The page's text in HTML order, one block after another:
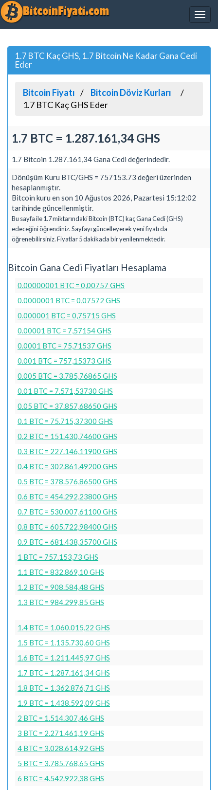
1.7 BTC Kaç GHS, 1.7 Bitcoin Ne Kadar Gana Cedi
Eder
Bitcoin Fiyatı
Bitcoin Döviz Kurları
1.7 BTC Kaç GHS Eder
1.7 BTC = 1.287.161,34 GHS
1.7 Bitcoin 1.287.161,34 Gana Cedi değerindedir.
Dönüşüm Kuru BTC/GHS = 757153.73 değeri üzerinden
hesaplanmıştır.
Bitcoin kuru en son 10 Ağustos 2026, Pazartesi 15:12:02
tarihinde güncellenmiştir.
Bu sayfa ile 1.7 miktarındaki Bitcoin (BTC) kaç Gana Cedi (GHS)
edeceğini öğrendiniz. Sayfayı güncelleyerek yeni fiyatı da
öğrenebilirsiniz. Fiyatlar 5 dakikada bir yenilenmektedir.
Bitcoin Gana Cedi Fiyatları Hesaplama
0.00000001 BTC = 0,00757 GHS
0.0000001 BTC = 0,07572 GHS
0.000001 BTC = 0,75715 GHS
0.00001 BTC = 7,57154 GHS
0.0001 BTC = 75,71537 GHS
0.001 BTC = 757,15373 GHS
0.005 BTC = 3.785,76865 GHS
0.01 BTC = 7.571,53730 GHS
0.05 BTC = 37.857,68650 GHS
0.1 BTC = 75.715,37300 GHS
0.2 BTC = 151.430,74600 GHS
0.3 BTC = 227.146,11900 GHS
0.4 BTC = 302.861,49200 GHS
0.5 BTC = 378.576,86500 GHS
0.6 BTC = 454.292,23800 GHS
0.7 BTC = 530.007,61100 GHS
0.8 BTC = 605.722,98400 GHS
0.9 BTC = 681.438,35700 GHS
1 BTC = 757.153,73 GHS
1.1 BTC = 832.869,10 GHS
1.2 BTC = 908.584,48 GHS
1.3 BTC = 984.299,85 GHS
1.4 BTC = 1.060.015,22 GHS
1.5 BTC = 1.135.730,60 GHS
1.6 BTC = 1.211.445,97 GHS
1.7 BTC = 1.287.161,34 GHS
1.8 BTC = 1.362.876,71 GHS
1.9 BTC = 1.438.592,09 GHS
2 BTC = 1.514.307,46 GHS
3 BTC = 2.271.461,19 GHS
4 BTC = 3.028.614,92 GHS
5 BTC = 3.785.768,65 GHS
6 BTC = 4.542.922,38 GHS